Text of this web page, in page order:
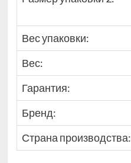
Вес упаковки:
Вес:
Гарантия:
Бренд:
Страна производства: